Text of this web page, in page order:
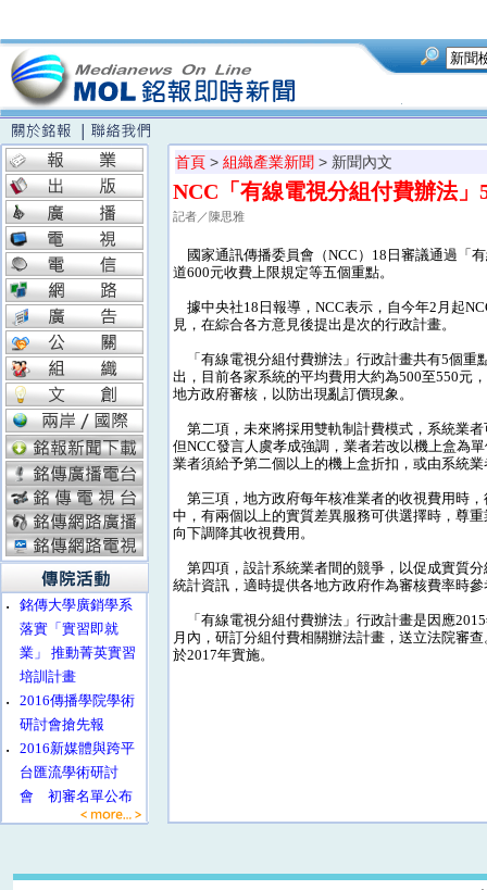
‧
銘傳大學廣銷學系
落實「實習即就
業」 推動菁英實習
培訓計畫
‧
2016傳播學院學術
研討會搶先報
‧
2016新媒體與跨平
台匯流學術研討
會 初審名單公布
首頁 > 組織產業新聞 > 新聞內文
NCC「有線電視分組付費辦法
記者／陳思雅
國家通訊傳播委員會（NCC）18日審議通過「
道600元收費上限規定等五個重點。
據中央社18日報導，NCC表示，自今年2月起
見，在綜合各方意見後提出是次的行政計畫。
「有線電視分組付費辦法」行政計畫共有5個重
出，目前各家系統的平均費用大約為500至550元
地方政府審核，以防出現亂訂價現象。
第二項，未來將採用雙軌制計費模式，系統業
但NCC發言人虞孝成強調，業者若改以機上盒為
業者須給予第二個以上的機上盒折扣，或由系統
第三項，地方政府每年核准業者的收視費用時
中，有兩個以上的實質差異服務可供選擇時，尊
向下調降其收視費用。
第四項，設計系統業者間的競爭，以促成實質
統計資訊，適時提供各地方政府作為審核費率時
「有線電視分組付費辦法」行政計畫是因應
月內，研訂分組付費相關辦法計畫，送立法院審
於2017年實施。